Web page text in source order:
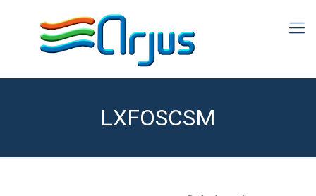
LXFOSCSM